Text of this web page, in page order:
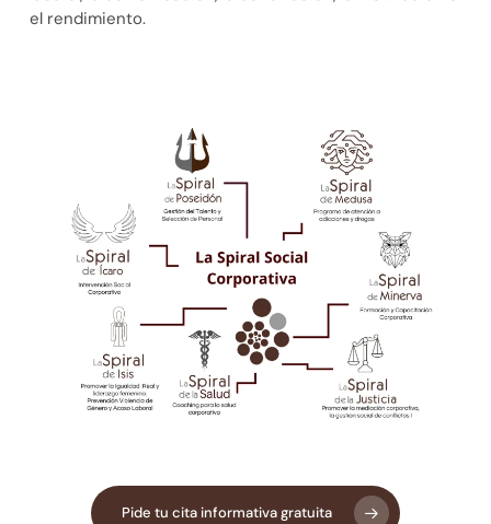
el rendimiento.
Pide tu cita informativa gratuita